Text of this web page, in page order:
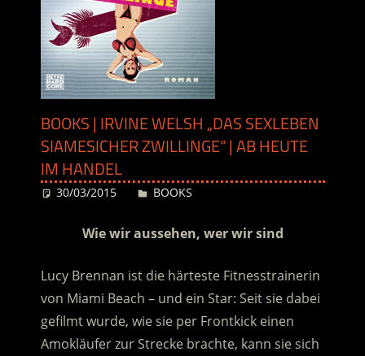
BOOKS | IRVINE WELSH „DAS SEXLEBEN
SIAMESICHER ZWILLINGE“ | AB HEUTE
IM HANDEL
30/03/2015 Desiree
BOOKS
Wie wir aussehen, wer wir sind
Lucy Brennan ist die härteste Fitnesstrainerin
von Miami Beach – und ein Star: Seit sie dabei
gefilmt wurde, wie sie per Frontkick einen
Amokläufer zur Strecke brachte, kann sie sich